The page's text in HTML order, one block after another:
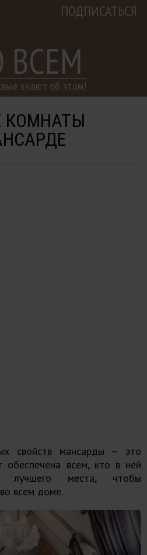
ВСЕМ
знают об этом!
ПОДПИСАТЬСЯ
КОМНАТЫ
свойств мансарды – это
обеспечена всем, кто в ней
лучшего места, чтобы
всем доме.